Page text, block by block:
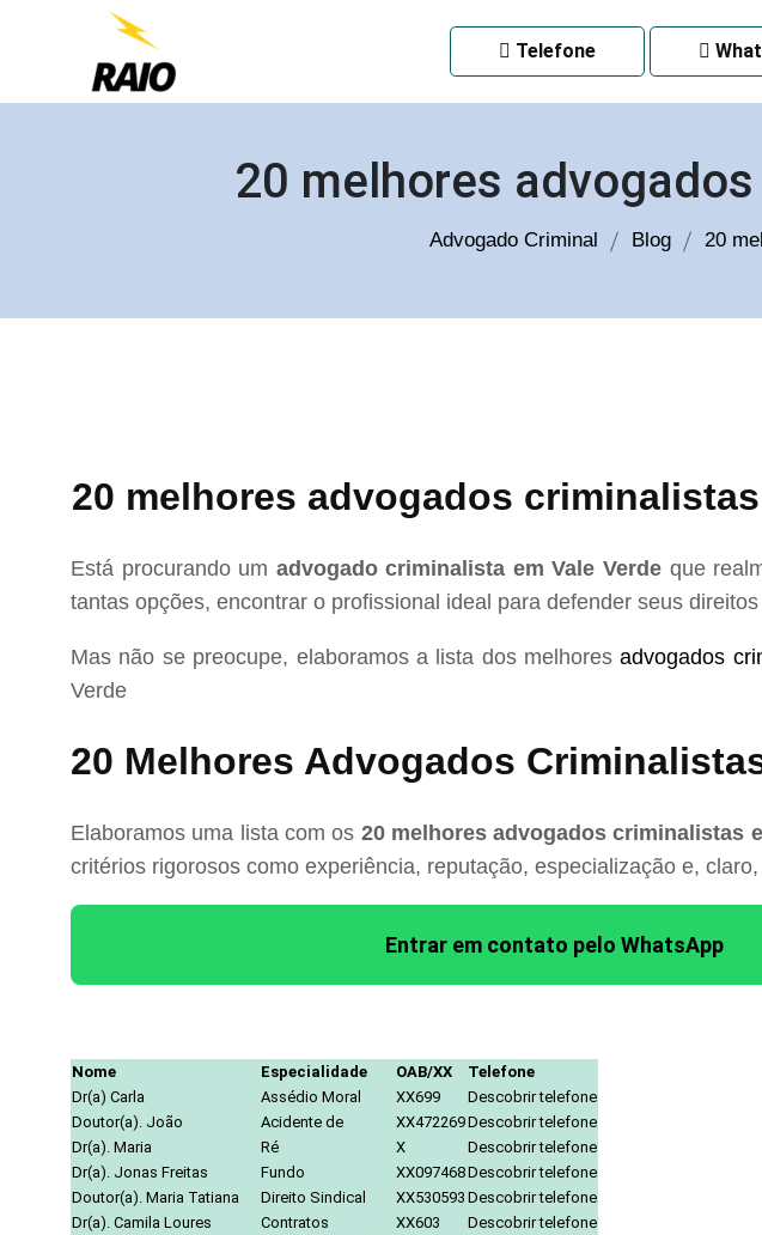
Telefone
20 melhores
Advogado Criminal Blog 20
20 melhores advogados criminalistas
Está procurando um advogado criminalista em Vale Verdeque
tantas opções, encontrar o profissional ideal para defender seus
Mas não se preocupe, elaboramos a lista dos melhoresadvogados
Verde
20 Melhores Advogados
Elaboramos uma lista com os 20 melhores advogados criminalistas
critérios rigorosos como experiência, reputação, especialização e,
Entrar em contato pelo WhatsApp
Nome Especialidade OAB/XX
Telefone
Dr(a) Carla
Assédio Moral XX699
Descobrir telefone
Doutor(a). João
Acidente de XX472269Descobrir telefone
Dr(a). Maria
Ré X
Descobrir telefone
Dr(a). Jonas Freitas
Fundo XX097468Descobrir telefone
Doutor(a). Maria Tatiana
Direito Sindical XX530593 Descobrir telefone
Dr(a). Camila Loures
Contratos XX603
Descobrir telefone